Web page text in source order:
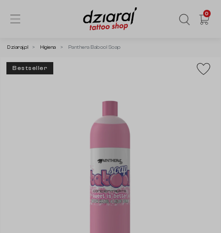
0
Dziaraj.pl Higiena Panthera Babool Soap
Bestseller